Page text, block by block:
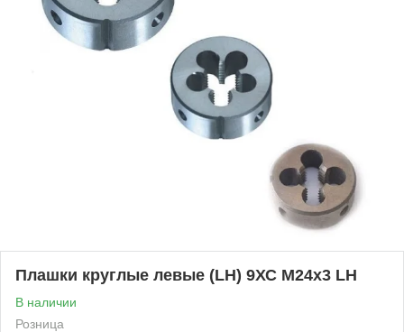
Плашки круглые левые (LH) 9ХС М24x3 LH
В наличии
Розница